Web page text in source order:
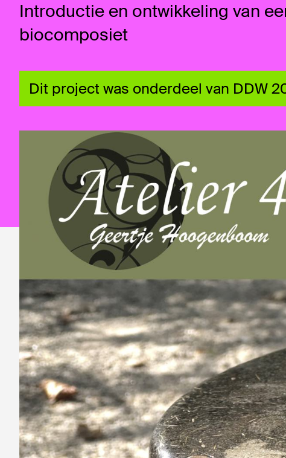
Introductie en ontwikkeling van
biocomposiet
Dit project was onderdeel van DDW